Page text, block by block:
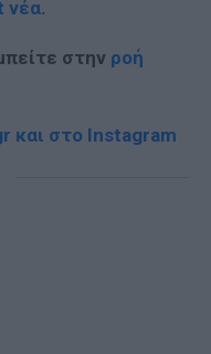
νέα.
στην ροή
και στο Instagram